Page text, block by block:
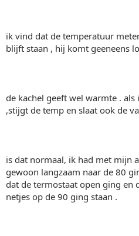
ik vind dat de temperatuur
blijft staan , hij komt geeneens
de kachel geeft wel warmte .
,stijgt de temp en slaat ook de
is dat normaal, ik had met mijn
gewoon langzaam naar de 80
dat de termostaat open ging en
netjes op de 90 ging staan .